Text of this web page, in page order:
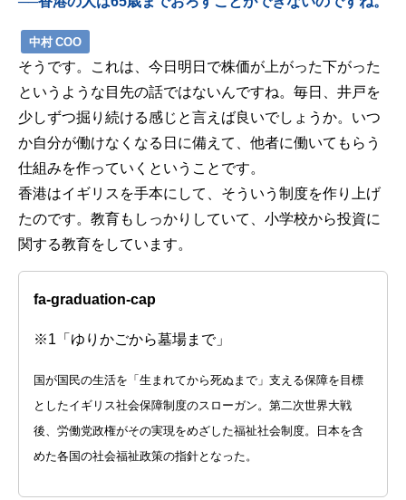
中村 COO
そうです。これは、今日明日で株価が上がった下がった
というような目先の話ではないんですね。毎日、井戸を
少しずつ掘り続ける感じと言えば良いでしょうか。いつ
か自分が働けなくなる日に備えて、他者に働いてもらう
仕組みを作っていくということです。
香港はイギリスを手本にして、そういう制度を作り上げ
たのです。教育もしっかりしていて、小学校から投資に
関する教育をしています。
fa-graduation-cap
※1「ゆりかごから墓場まで」
国が国民の生活を「生まれてから死ぬまで」支える保障を目標
としたイギリス社会保障制度のスローガン。第二次世界大戦
後、労働党政権がその実現をめざした福祉社会制度。日本を含
めた各国の社会福祉政策の指針となった。